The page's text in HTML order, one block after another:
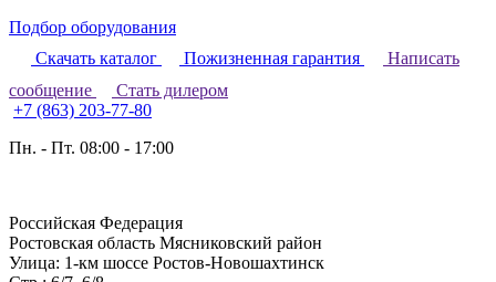
Подбор оборудования
Скачать каталог
Пожизненная гарантия
Написать
сообщение
Стать дилером
+7 (863) 203-77-80
Пн. - Пт. 08:00 - 17:00
Российская Федерация
Ростовская область Мясниковский район
Улица: 1-км шоссе Ростов-Новошахтинск